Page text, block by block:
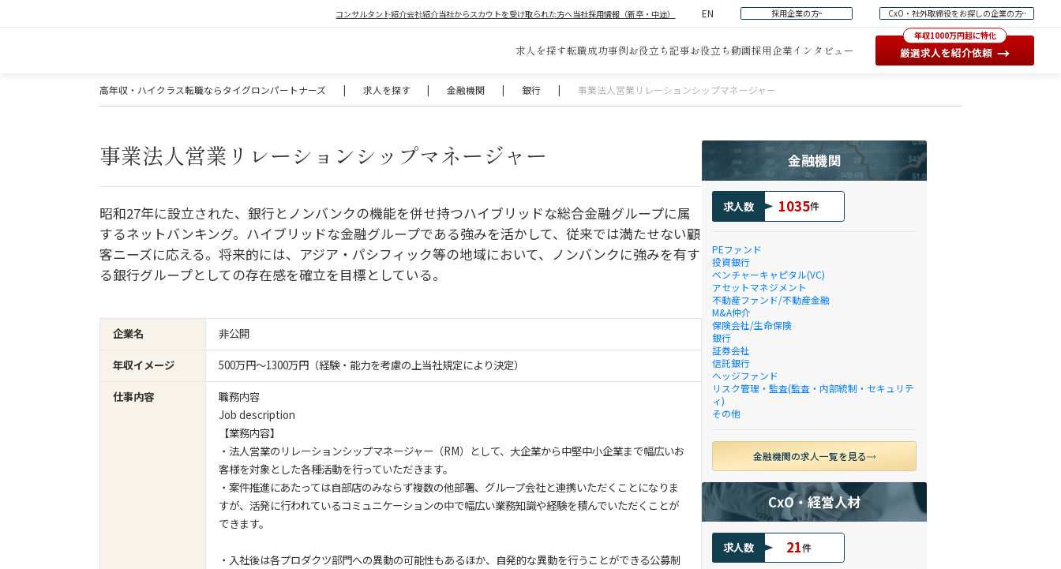
コンサルタント紹介会社紹介当社からスカウトを受け取られた方へ当社採用情報（新卒・中途） EN 採用企業の方 CxO・社外取締役をお探しの企業の方
求人を探す転職成功事例お役立ち記事お役立ち動画採用企業インタビュー
年収1000万円超に特化
厳選求人を紹介依頼 →
高年収・ハイクラス転職ならタイグロンパートナーズ | 求人を探す | 金融機関 | 銀行 | 事業法人営業リレーションシップマネージャー
事業法人営業リレーションシップマネージャー
昭和27年に設立された、銀行とノンバンクの機能を併せ持つハイブリッドな総合金融グループに属
するネットバンキング。ハイブリッドな金融グループである強みを活かして、従来では満たせない顧
客ニーズに応える。将来的には、アジア・パシフィック等の地域において、ノンバンクに強みを有す
る銀行グループとしての存在感を確立を目標としている。
企業名
非公開
年収イメージ
500万円〜1300万円（経験・能力を考慮の上当社規定により決定）
仕事内容
職務内容
Job description
【業務内容】
・法人営業のリレーションシップマネージャー（RM）として、大企業から中堅中小企業まで幅広いお
客様を対象とした各種活動を行っていただきます。
・案件推進にあたっては自部店のみならず複数の他部署、グループ会社と連携いただくことになりま
すが、活発に行われているコミュニケーションの中で幅広い業務知識や経験を積んでいただくことが
できます。
・入社後は各プロダクツ部門への異動の可能性もあるほか、自発的な異動を行うことができる公募制
金融機関
求人数 1035件
PEファンド
投資銀行
ベンチャーキャピタル(VC)
アセットマネジメント
不動産ファンド/不動産金融
M&A仲介
保険会社/生命保険
銀行
証券会社
信託銀行
ヘッジファンド
リスク管理・監査(監査・内部統制・セキュリテ
ィ)
その他
金融機関の求人一覧を見る
CxO・経営人材
求人数 21件